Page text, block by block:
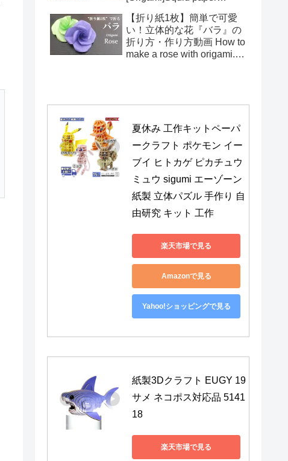
【折り紙1枚】簡単で可愛
い！立体的な花『バラ』の
折り方・作り方動画 How to
make a rose with origami.It's
夏休み 工作キットペーパ
ークラフト ポケモン イー
ブイ ヒトカゲ ピカチュウ
ミュウ sigumi エーゾーン
紙製 立体パズル 手作り 自
由研究 キット 工作
楽天市場で見る
Amazonで見る
Yahoo!ショッピングで見る
紙製3Dクラフト EUGY 19
サメ ネコポス対応品 5141
18
楽天市場で見る